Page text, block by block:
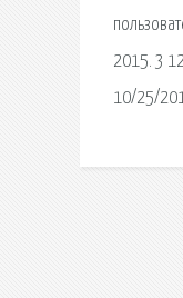
2015. 3
10/25/